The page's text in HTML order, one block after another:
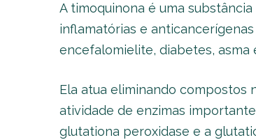
A timoquinona é uma
inflamatórias e
encefalomielite, diabetes, asma
Ela atua eliminando compostos
atividade de enzimas
glutationa peroxidase e a